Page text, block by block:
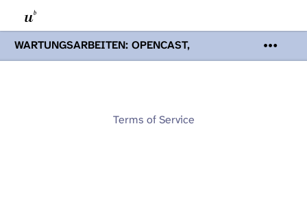
WARTUNGSARBEITEN: OPENCAST,
PODCASTS & TOBIRA
Mi 19. August
Opencast-Videos und Tobira nicht zur
Terms of Service